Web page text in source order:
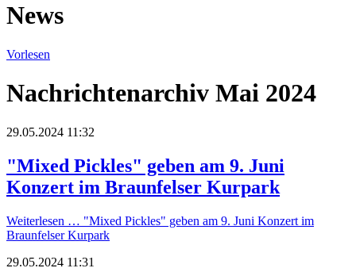
News
Vorlesen
Nachrichtenarchiv Mai 2024
29.05.2024 11:32
"Mixed Pickles" geben am 9. Juni
Konzert im Braunfelser Kurpark
Weiterlesen … "Mixed Pickles" geben am 9. Juni Konzert im
Braunfelser Kurpark
29.05.2024 11:31